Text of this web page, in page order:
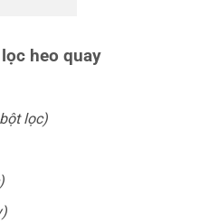
heo quay
lọc)